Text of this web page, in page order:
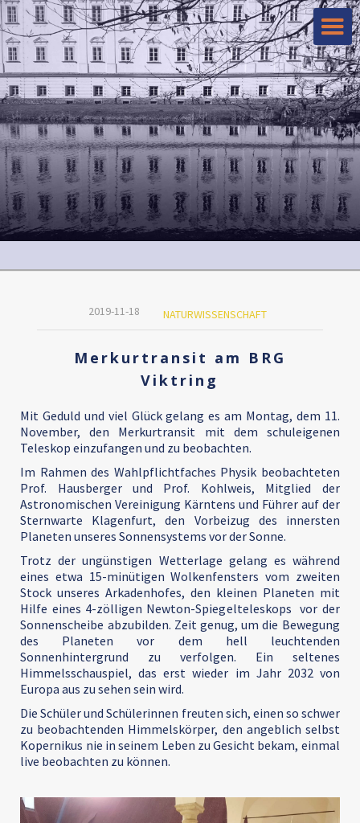
2019-11-18 NATURWISSENSCHAFT
Merkurtransit am BRG
Viktring
Mit Geduld und viel Glück gelang es am Montag, dem 11.
November, den Merkurtransit mit dem schuleigenen
Teleskop einzufangen und zu beobachten.
Im Rahmen des Wahlpflichtfaches Physik beobachteten
Prof. Hausberger und Prof. Kohlweis, Mitglied der
Astronomischen Vereinigung Kärntens und Führer auf der
Sternwarte Klagenfurt, den Vorbeizug des innersten
Planeten unseres Sonnensystems vor der Sonne.
Trotz der ungünstigen Wetterlage gelang es während
eines etwa 15-minütigen Wolkenfensters vom zweiten
Stock unseres Arkadenhofes, den kleinen Planeten mit
Hilfe eines 4-zölligen Newton-Spiegelteleskops vor der
Sonnenscheibe abzubilden. Zeit genug, um die Bewegung
des Planeten vor dem hell leuchtenden
Sonnenhintergrund zu verfolgen. Ein seltenes
Himmelsschauspiel, das erst wieder im Jahr 2032 von
Europa aus zu sehen sein wird.
Die Schüler und Schülerinnen freuten sich, einen so schwer
zu beobachtenden Himmelskörper, den angeblich selbst
Kopernikus nie in seinem Leben zu Gesicht bekam, einmal
live beobachten zu können.